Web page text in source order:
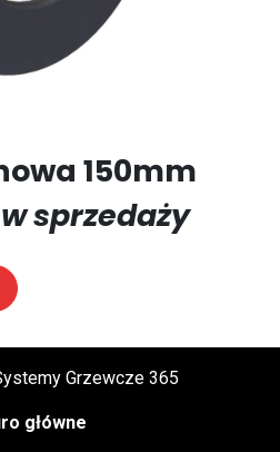
150mm
sprzedaży
Grzewcze 365
główne